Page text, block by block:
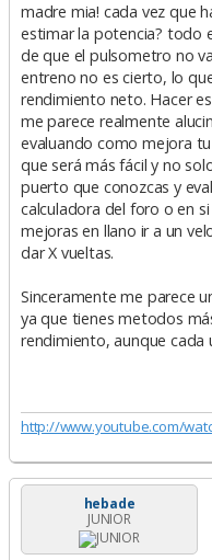
madre mia! cada vez que
estimar la potencia? todo
de que el pulsometro no
entreno no es cierto, lo
rendimiento neto. Hacer
me parece realmente
evaluando como mejora
que será más fácil y no
puerto que conozcas y
calculadora del foro o en
mejoras en llano ir a un
dar X vueltas.
Sinceramente me parece
ya que tienes metodos
rendimiento, aunque cada
http://www.youtube.com/
hebade
JUNIOR